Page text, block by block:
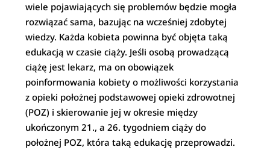
wiele pojawiających się problemów będzie mogła
rozwiązać sama, bazując na wcześniej zdobytej
wiedzy. Każda kobieta powinna być objęta taką
edukacją w czasie ciąży. Jeśli osobą prowadzącą
ciążę jest lekarz, ma on obowiązek
poinformowania kobiety o możliwości korzystania
z opieki położnej podstawowej opieki zdrowotnej
(POZ) i skierowanie jej w okresie między
ukończonym 21., a 26. tygodniem ciąży do
położnej POZ, która taką edukację przeprowadzi.